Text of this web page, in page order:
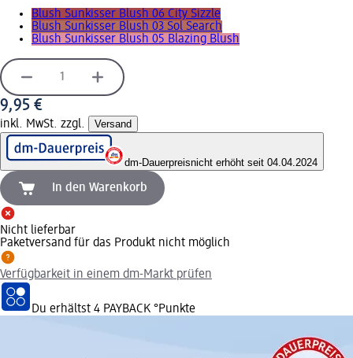
Blush Sunkisser Blush 06 City Sizzle
Blush Sunkisser Blush 03 Sol Search
Blush Sunkisser Blush 05 Blazing Blush
9,95 €
inkl. MwSt. zzgl. Versand
dm-Dauerpreisnicht erhöht seit 04.04.2024
In den Warenkorb
Nicht lieferbar
Paketversand für das Produkt nicht möglich
Verfügbarkeit in einem dm-Markt prüfen
Du erhältst 4 PAYBACK °Punkte